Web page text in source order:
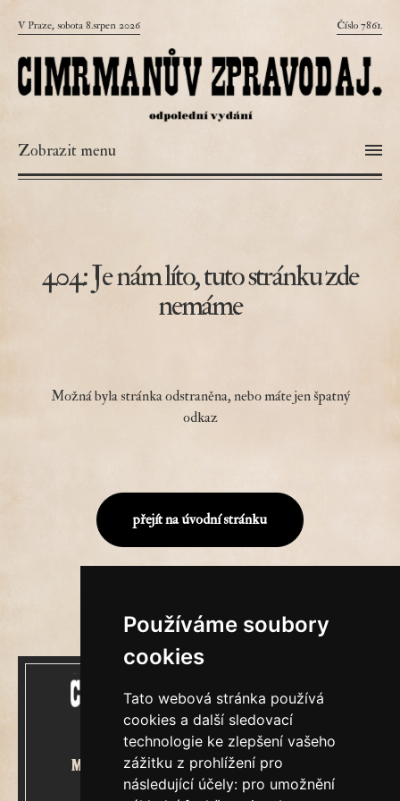
Používáme soubory
cookies
Tato webová stránka používá
cookies a další sledovací
technologie ke zlepšení vašeho
zážitku z prohlížení pro
následující účely: pro umožnění
V Praze, sobota 8.srpen 2026 Číslo 7861.
Zobrazit menu
404: Je nám líto, tuto stránku zde
nemáme
Možná byla stránka odstraněna, nebo máte jen špatný
odkaz
přejít na úvodní stránku
Mecenášem Cimrmanova Zpravodaje
je společnost